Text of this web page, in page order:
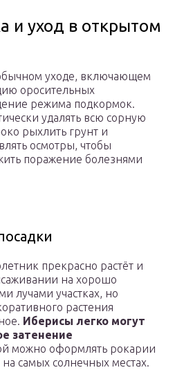
и уход в открытом
уходе, включающем
оросительных
режима подкормок.
удалять всю сорную
рыхлить грунт и
осмотры, чтобы
поражение болезнями
прекрасно растёт и
на хорошо
лучами участках, но
растения
Иберисы легко могут
затенение
можно оформлять рокарии
самых солнечных местах.